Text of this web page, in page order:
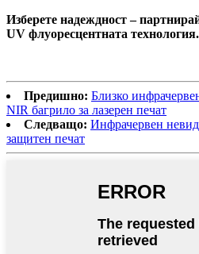
Изберете надеждност –
UV флуоресцентната технология.
Предишно: Близко
NIR багрило за лазерен печат
Следващо: Инфрачервен
защитен печат